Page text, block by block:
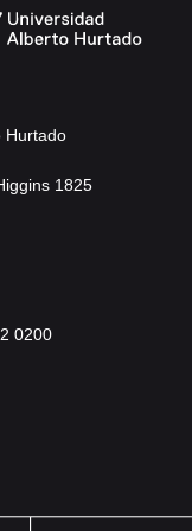
Hurtado
1825
0200